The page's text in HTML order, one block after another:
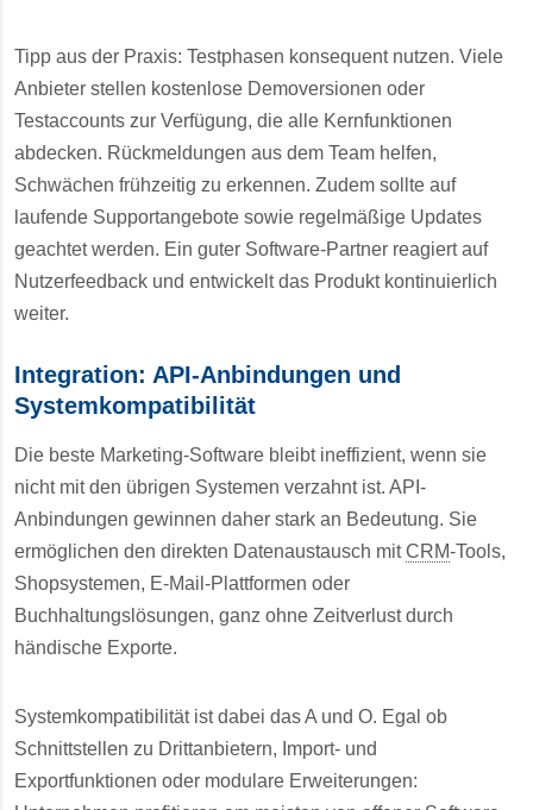
Tipp aus der Praxis: Testphasen konsequent nutzen. Viele
Anbieter stellen kostenlose Demoversionen oder
Testaccounts zur Verfügung, die alle Kernfunktionen
abdecken. Rückmeldungen aus dem Team helfen,
Schwächen frühzeitig zu erkennen. Zudem sollte auf
laufende Supportangebote sowie regelmäßige Updates
geachtet werden. Ein guter Software-Partner reagiert auf
Nutzerfeedback und entwickelt das Produkt kontinuierlich
weiter.
Integration: API-Anbindungen und
Systemkompatibilität
Die beste Marketing-Software bleibt ineffizient, wenn sie
nicht mit den übrigen Systemen verzahnt ist. API-
Anbindungen gewinnen daher stark an Bedeutung. Sie
ermöglichen den direkten Datenaustausch mitCRM-Tools,
Shopsystemen, E-Mail-Plattformen oder
Buchhaltungslösungen, ganz ohne Zeitverlust durch
händische Exporte.
Systemkompatibilität ist dabei das A und O. Egal ob
Schnittstellen zu Drittanbietern, Import- und
Exportfunktionen oder modulare Erweiterungen: